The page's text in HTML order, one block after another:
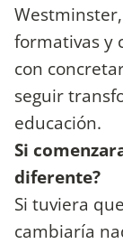
formativas y
con
seguir
educación.
Si
diferente?
Si tuviera
cambiaría